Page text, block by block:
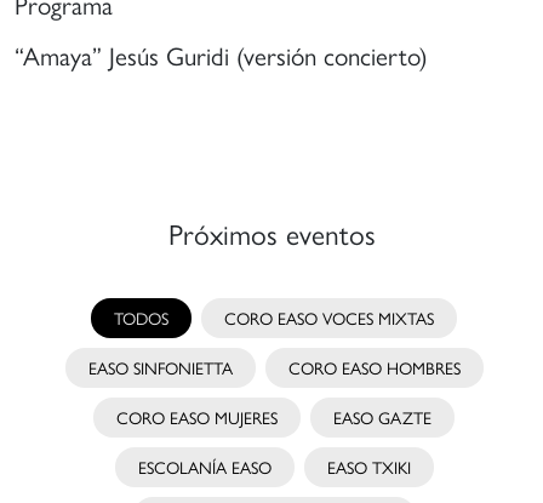
“Amaya” Jesús Guridi (versión concierto)
Próximos eventos
TODOS CORO EASO VOCES MIXTAS
EASO SINFONIETTA CORO EASO HOMBRES
CORO EASO MUJERES EASO GAZTE
ESCOLANÍA EASO EASO TXIKI